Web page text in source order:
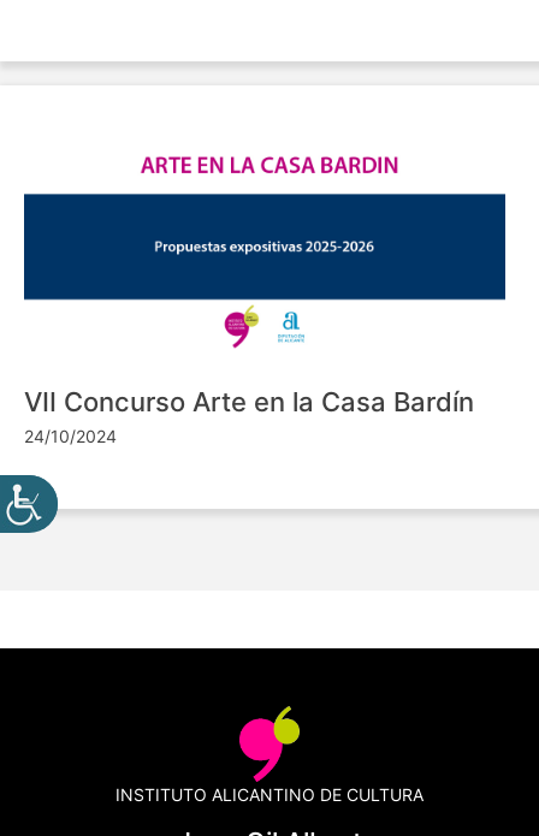
VII Concurso Arte en la Casa Bardín
24/10/2024
INSTITUTO ALICANTINO DE CULTURA